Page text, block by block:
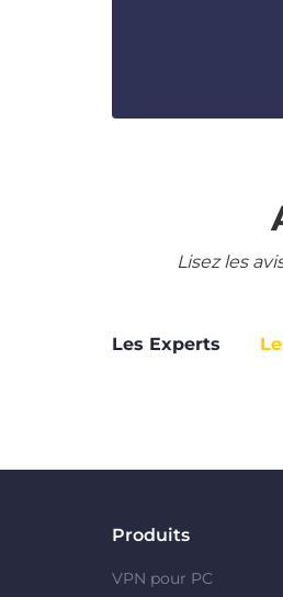
Lisez les
Les Experts
Produits
VPN pour PC